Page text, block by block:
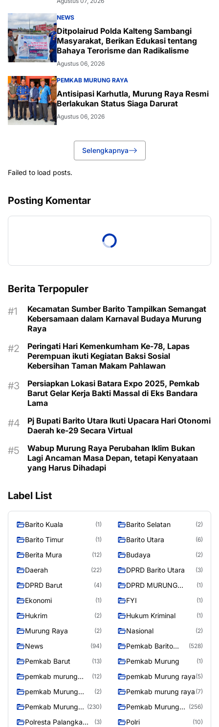
NEWS
Ditpolairud Polda Kalteng Sambangi
Masyarakat, Berikan Edukasi tentang
Bahaya Terorisme dan Radikalisme
Agustus 06, 2026
PEMKAB MURUNG RAYA
Antisipasi Karhutla, Murung Raya Resmi
Berlakukan Status Siaga Darurat
Agustus 06, 2026
Selengkapnya
Failed to load posts.
Posting Komentar
Berita Terpopuler
Kecamatan Sumber Barito Tampilkan Semangat
Kebersamaan dalam Karnaval Budaya Murung
Raya
Peringati Hari Kemenkumham Ke-78, Lapas
Perempuan ikuti Kegiatan Baksi Sosial
Kebersihan Taman Makam Pahlawan
Persiapkan Lokasi Batara Expo 2025, Pemkab
Barut Gelar Kerja Bakti Massal di Eks Bandara
Lama
Pj Bupati Barito Utara Ikuti Upacara Hari Otonomi
Daerah ke-29 Secara Virtual
Wabup Murung Raya Perubahan Iklim Bukan
Lagi Ancaman Masa Depan, tetapi Kenyataan
yang Harus Dihadapi
Label List
Barito Kuala (1) Barito Selatan (2)
Barito Timur (1) Barito Utara (6)
Berita Mura (12) Budaya (2)
Daerah (22) DPRD Barito Utara (3)
DPRD Barut (4)
DPRD MURUNG
(1)
Ekonomi (1) FYI (1)
Hukrim (2) Hukum Kriminal (1)
Murung Raya (2) Nasional (2)
News (94)
Pemkab Barito
(528)
Pemkab Barut (13) Pemkab Murung (1)
pemkab murung
(12) pemkab Murung raya(5)
pemkab Murung
(2) Pemkab murung raya (7)
Pemkab Murung
(230)
Pemkab Murung
(256)
Polresta Palangka
(3) Polri (10)